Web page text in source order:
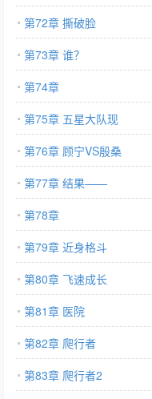
第72章 撕破脸
第73章 谁？
第74章
第75章 五星大队现
第76章 顾宁VS殷桑
第77章 结果——
第78章
第79章 近身格斗
第80章 飞速成长
第81章 医院
第82章 爬行者
第83章 爬行者2